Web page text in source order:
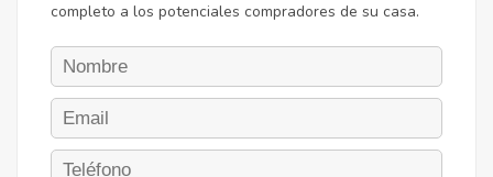
completo a los potenciales compradores de su casa.